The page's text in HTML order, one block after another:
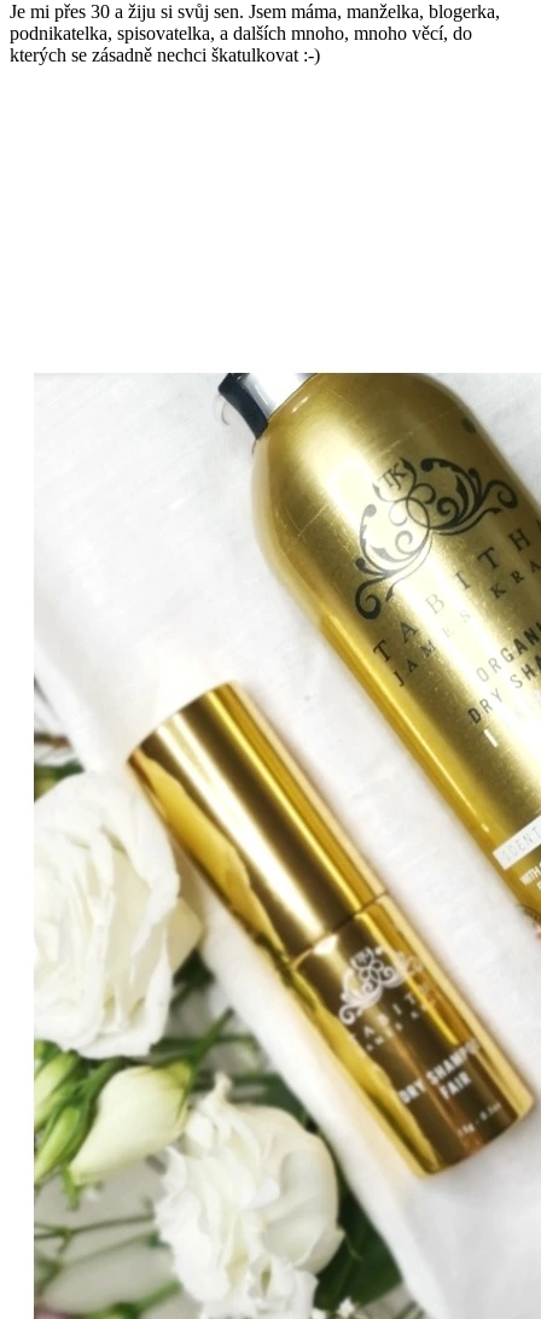
Je mi přes 30 a žiju si svůj sen. Jsem máma, manželka, blogerka,
podnikatelka, spisovatelka, a dalších mnoho, mnoho věcí, do
kterých se zásadně nechci škatulkovat :-)